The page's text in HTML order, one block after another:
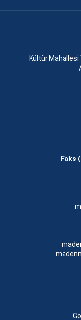
Kültür Mahallesi
Faks